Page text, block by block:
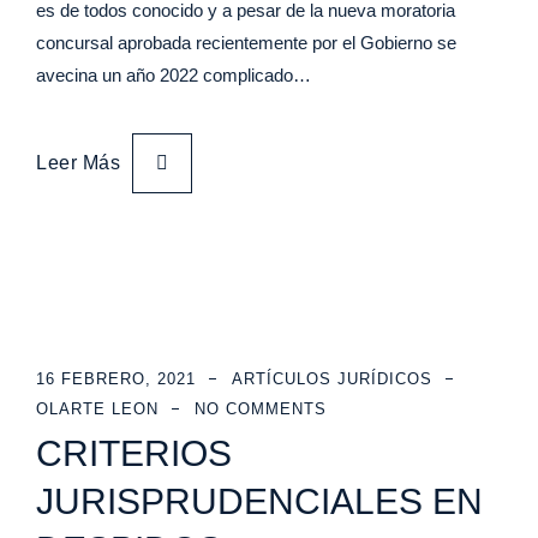
es de todos conocido y a pesar de la nueva moratoria
concursal aprobada recientemente por el Gobierno se
avecina un año 2022 complicado…
Leer Más
16 FEBRERO, 2021
ARTÍCULOS JURÍDICOS
OLARTE LEON
NO COMMENTS
CRITERIOS
JURISPRUDENCIALES EN